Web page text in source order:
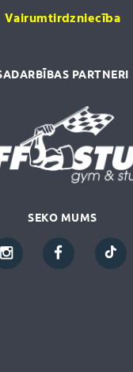
Vairumtirdzniecība
PARTNERI
SEKO MUMS